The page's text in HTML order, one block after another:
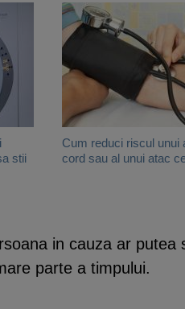
stii
Cum reduci riscul unui
cord sau al unui atac
in cauza ar putea
parte a timpului.